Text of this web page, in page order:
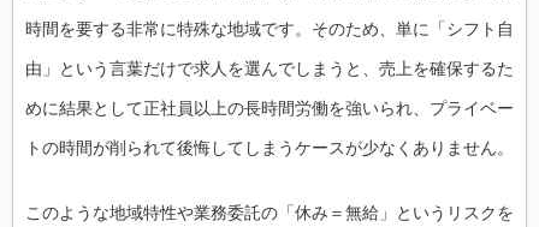
時間を要する非常に特殊な地域です。そのため、単に「シフト自
由」という言葉だけで求人を選んでしまうと、売上を確保するた
めに結果として正社員以上の長時間労働を強いられ、プライベー
トの時間が削られて後悔してしまうケースが少なくありません。
このような地域特性や業務委託の「休み＝無給」というリスクを